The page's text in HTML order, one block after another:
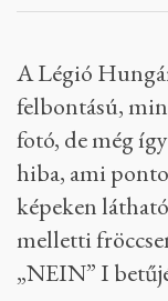
A Légió
felbontású,
fotó, de még
hiba, ami
képeken
melletti
„NEIN” I